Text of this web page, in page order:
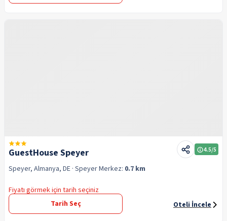
GuestHouse Speyer 4.5/5
Speyer, Almanya, DE · SpeyerMerkez: 0.7 km
Fiyatı görmek için tarih seçiniz
Tarih Seç
Oteli İncele